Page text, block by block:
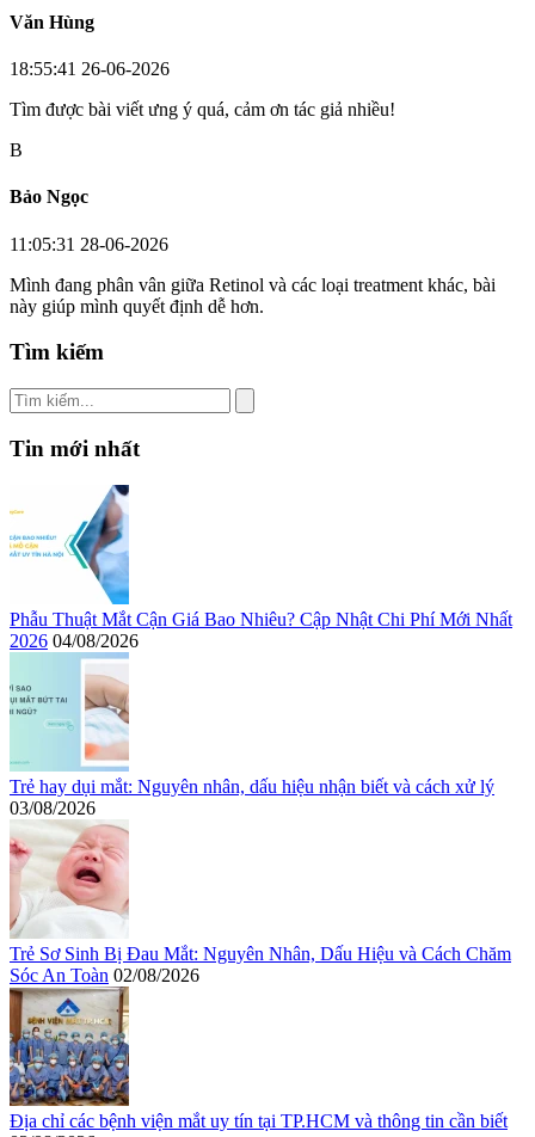
Văn Hùng
18:55:41 26-06-2026
Tìm được bài viết ưng ý quá, cảm ơn tác giả nhiều!
B
Bảo Ngọc
11:05:31 28-06-2026
Mình đang phân vân giữa Retinol và các loại treatment khác, bài
này giúp mình quyết định dễ hơn.
Tìm kiếm
Tin mới nhất
Phẫu Thuật Mắt Cận Giá Bao Nhiêu? Cập Nhật Chi Phí Mới Nhất
2026 04/08/2026
Trẻ hay dụi mắt: Nguyên nhân, dấu hiệu nhận biết và cách xử lý
03/08/2026
Trẻ Sơ Sinh Bị Đau Mắt: Nguyên Nhân, Dấu Hiệu và Cách Chăm
Sóc An Toàn 02/08/2026
Địa chỉ các bệnh viện mắt uy tín tại TP.HCM và thông tin cần biết